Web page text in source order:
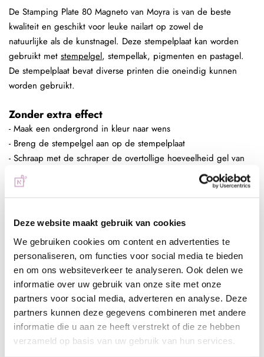
Deze website maakt gebruik van cookies
We gebruiken cookies om content en advertenties te
personaliseren, om functies voor social media te bieden
en om ons websiteverkeer te analyseren. Ook delen we
informatie over uw gebruik van onze site met onze
partners voor social media, adverteren en analyse. Deze
partners kunnen deze gegevens combineren met andere
informatie die u aan ze heeft verstrekt of die ze hebben
verzameld op basis van uw gebruik van hun services.
De Stamping Plate 80 Magneto van Moyra is van de beste
kwaliteit en geschikt voor leuke nailart op zowel de
natuurlijke als de kunstnagel. Deze stempelplaat kan worden
gebruikt met stempelgel, stempellak, pigmenten en pastagel.
De stempelplaat bevat diverse printen die oneindig kunnen
worden gebruikt.
Zonder extra effect
- Maak een ondergrond in kleur naar wens
- Breng de stempelgel aan op de stempelplaat
- Schraap met de schraper de overtollige hoeveelheid gel van
de plaat
- Duw de stempelaar op de stempelplaat
- Hard de gel uit, 60 sec in de sunlight of 2 min in de UV lamp
- Breng een topcoat aan naar wens en hard deze uit,
bijvoorbeeld de Next Topgel
Ingepoetst met pigmenten
- Maak een ondergrond in kleur naar wens
- Breng de matte topgel aan en hard deze uit, 60 sec in de
sunlight of 2 min in de UV lamp
- Breng de stempelgel aan op de stempelplaat
- Schraap met de schraper de overtollige hoeveelheid gel van